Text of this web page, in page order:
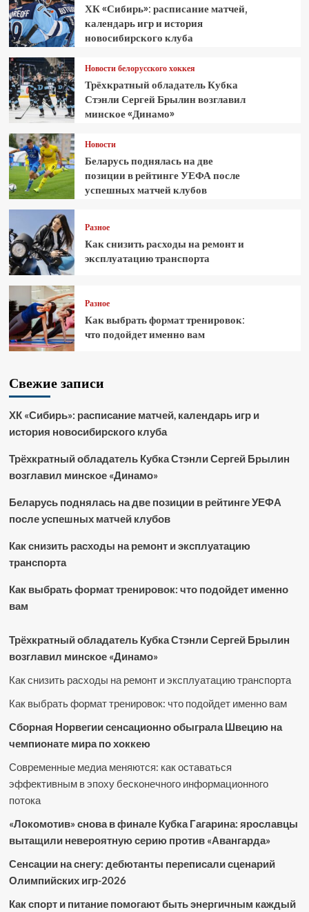
ХК «Сибирь»: расписание матчей,
календарь игр и история
новосибирского клуба
Новости белорусского хоккея
Трёхкратный обладатель Кубка
Стэнли Сергей Брылин возглавил
минское «Динамо»
Новости
Беларусь поднялась на две
позиции в рейтинге УЕФА после
успешных матчей клубов
Разное
Как снизить расходы на ремонт и
эксплуатацию транспорта
Разное
Как выбрать формат тренировок:
что подойдет именно вам
Свежие записи
ХК «Сибирь»: расписание матчей, календарь игр и
история новосибирского клуба
Трёхкратный обладатель Кубка Стэнли Сергей Брылин
возглавил минское «Динамо»
Беларусь поднялась на две позиции в рейтинге УЕФА
после успешных матчей клубов
Как снизить расходы на ремонт и эксплуатацию
транспорта
Как выбрать формат тренировок: что подойдет именно
вам
Трёхкратный обладатель Кубка Стэнли Сергей Брылин
возглавил минское «Динамо»
Как снизить расходы на ремонт и эксплуатацию транспорта
Как выбрать формат тренировок: что подойдет именно вам
Сборная Норвегии сенсационно обыграла Швецию на
чемпионате мира по хоккею
Современные медиа меняются: как оставаться
эффективным в эпоху бесконечного информационного
потока
«Локомотив» снова в финале Кубка Гагарина: ярославцы
вытащили невероятную серию против «Авангарда»
Сенсации на снегу: дебютанты переписали сценарий
Олимпийских игр-2026
Как спорт и питание помогают быть энергичным каждый